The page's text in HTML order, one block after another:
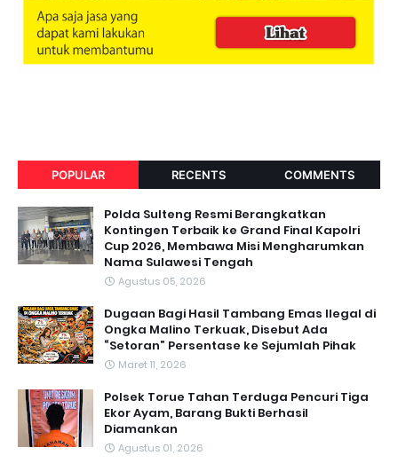
POPULAR RECENTS COMMENTS
Polda Sulteng Resmi Berangkatkan
Kontingen Terbaik ke Grand Final Kapolri
Cup 2026, Membawa Misi Mengharumkan
Nama Sulawesi Tengah
Agustus 05, 2026
Dugaan Bagi Hasil Tambang Emas Ilegal di
Ongka Malino Terkuak, Disebut Ada
“Setoran” Persentase ke Sejumlah Pihak
Maret 11, 2026
Polsek Torue Tahan Terduga Pencuri Tiga
Ekor Ayam, Barang Bukti Berhasil
Diamankan
Agustus 01, 2026